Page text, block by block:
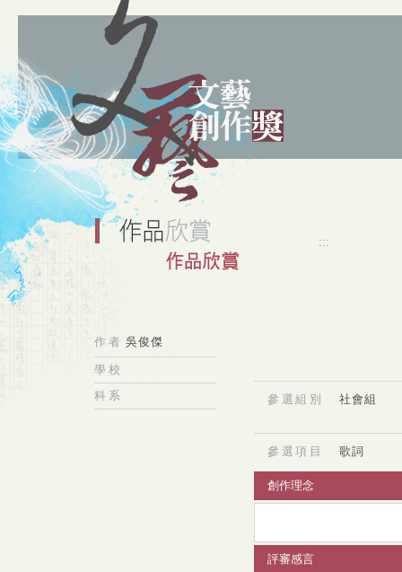
:::
作者 吳俊傑
學校
科系
參選組別 社會組
參選項目 歌詞
創作理念
評審感言